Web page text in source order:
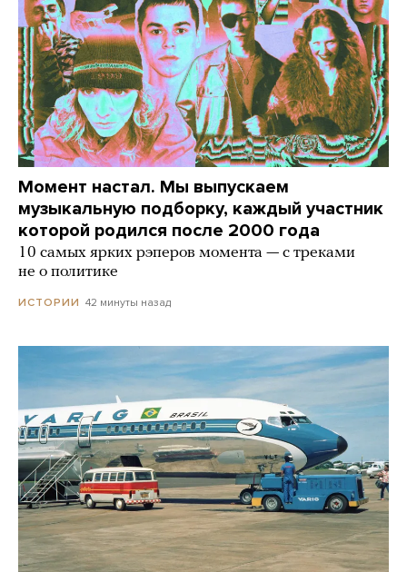
Момент настал. Мы выпускаем
музыкальную подборку, каждый участник
которой родился после 2000 года
10 самых ярких рэперов момента — с треками
не о политике
ИСТОРИИ 42 минуты назад